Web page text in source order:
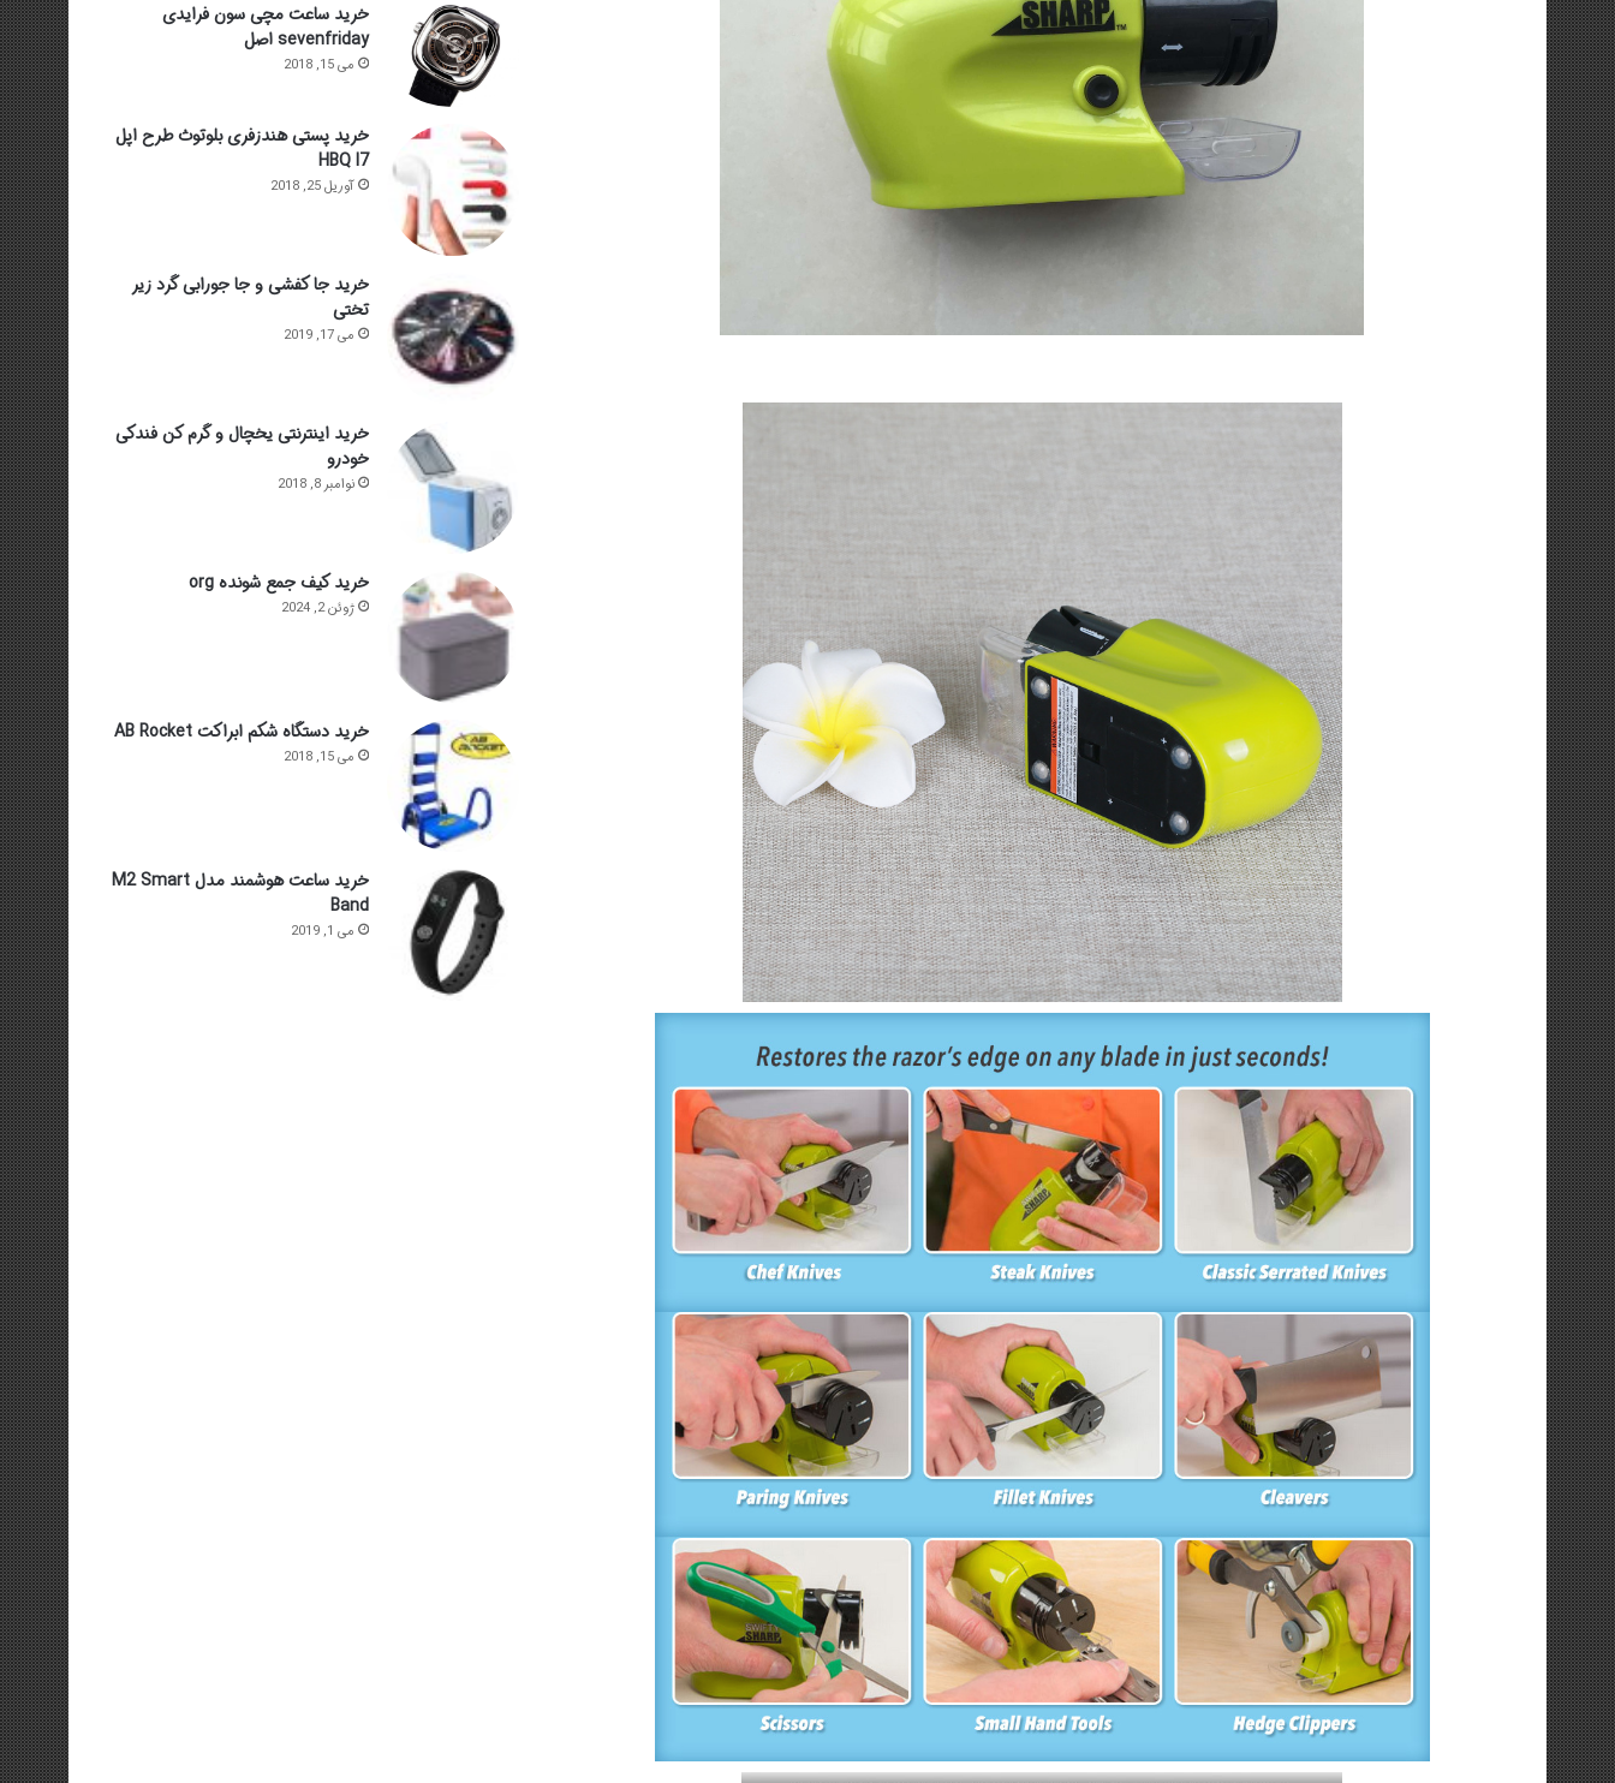
خرید ساعت مچی سون فرایدی
sevenfriday اصل
می 15, 2018
خرید پستی هندزفری بلوتوث طرح اپل
HBQ I7
آوریل 25, 2018
خرید جا کفشی و جا جورابی گرد زیر
تختی
می 17, 2019
خرید اینترنتی یخچال و گرم کن فندکی
خودرو
نوامبر 8, 2018
خرید کیف جمع شونده org
ژوئن 2, 2024
خرید دستگاه شکم ابراکت AB Rocket
می 15, 2018
خرید ساعت هوشمند مدل M2 Smart
Band
می 1, 2019